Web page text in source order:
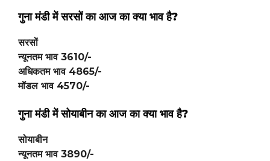
गुना मंडी में सरसों का आज का क्या भाव है?
सरसों
न्यूनतम भाव 3610/-
अधिकतम भाव 4865/-
मॉडल भाव 4570/-
गुना मंडी मेंसोयाबीनका आज का क्या भाव है?
सोयाबीन
न्यूनतम भाव 3890/-